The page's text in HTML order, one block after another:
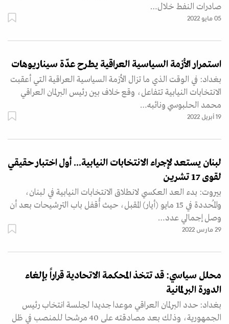
صادرات النفط خلال…
05 مايو 2022
استمرار الأزمة السياسية العراقية يطرح عدّة سيناريوهات
بغداد: في الوقت الذي ما تزال الأزمة السياسية العراقية التي أعقبت
الانتخابات النيابية تتفاعل، وقع خلاف بين رئيس البرلمان العراقي
محمد الحلبوسي ونائبه…
19 أبريل 2022
لبنان يستعد لإجراء الانتخابات النيابية... أول اختبار حقيقي
لقوى 17 تشرين
بيروت: بدء العد العكسي لانطلاق الانتخابات النيابية في لبنان،
والمُحددة في 15 مايو (أيار) المقبل، حيث أُقفل باب الترشيحات بعد أن
وصل إجمالي عدد…
29 مارس 2022
محلل سياسي: قد تتخذ المحكمة الاتحادية قراراً بإلغاء
الدورة البرلمانية
بغداد: حدد البرلمان العراقي موعدا جديدا لجلسة انتخاب رئيس
الجمهورية، وذلك بعد مصادقته على 40 مرشحا للمنصب في ظل